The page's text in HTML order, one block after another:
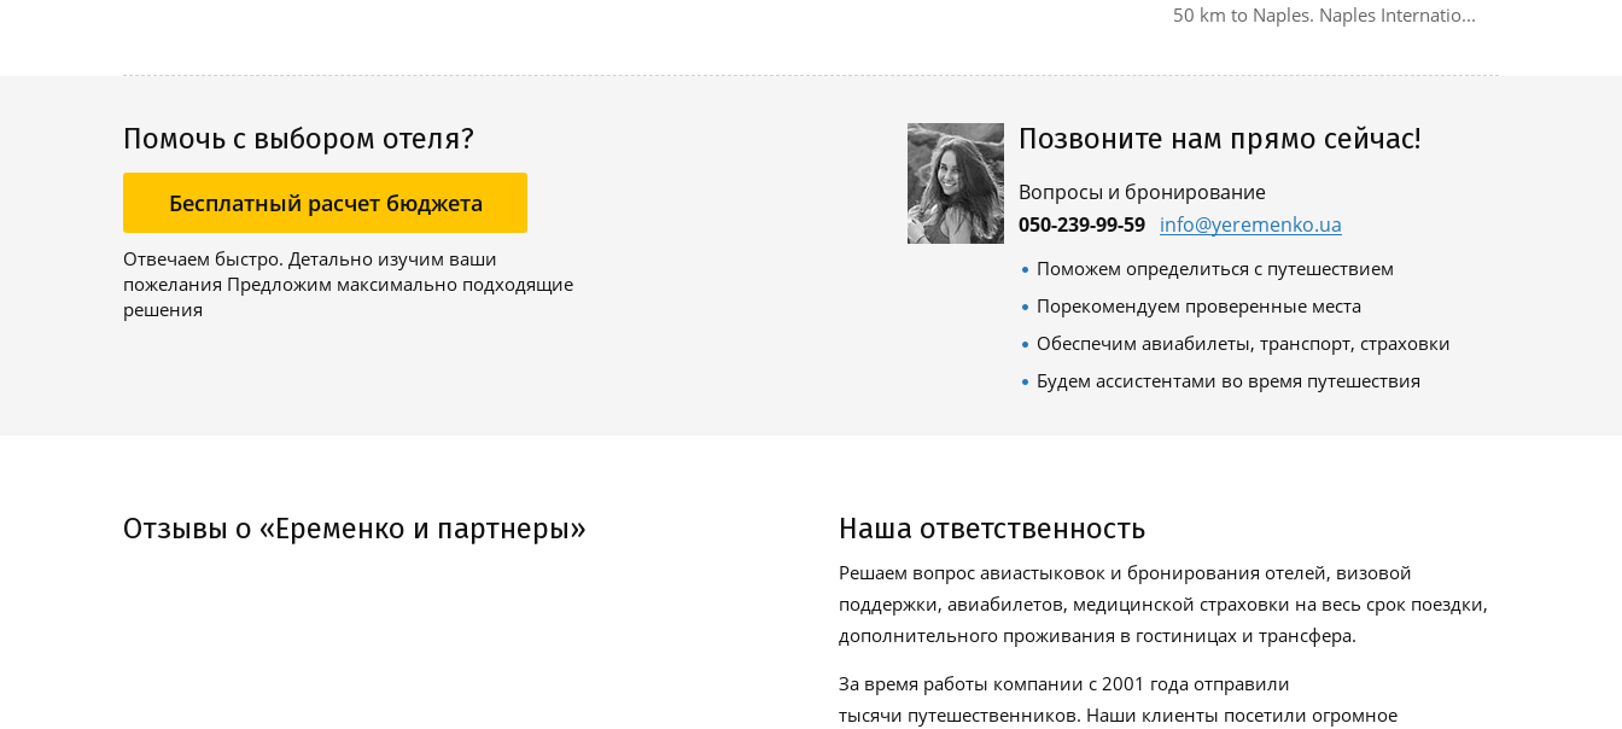
50 km to Naples. Naples Internatio...
Помочь с выбором отеля?
Бесплатный расчет бюджета
Отвечаем быстро. Детально изучим ваши
пожелания Предложим максимально подходящие
решения
Позвоните нам прямо сейчас!
Вопросы и бронирование
050-239-99-59 info@yeremenko.ua
Поможем определиться с путешествием
Порекомендуем проверенные места
Обеспечим авиабилеты, транспорт, страховки
Будем ассистентами во время путешествия
Отзывы о «Еременко и партнеры» Наша ответственность
Решаем вопрос авиастыковок и бронирования отелей, визовой
поддержки, авиабилетов, медицинской страховки на весь срок поездки,
дополнительного проживания в гостиницах и трансфера.
За время работы компании с 2001 года отправили
тысячи путешественников. Наши клиенты посетили огромное